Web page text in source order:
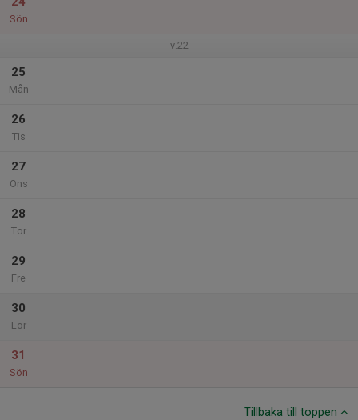
Sön
v.22
25
Mån
26
Tis
27
Ons
28
Tor
29
Fre
30
Lör
31
Sön
Tillbaka till toppen